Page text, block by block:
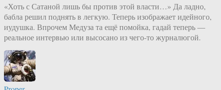
«Хоть с Сатаной лишь бы против этой власти…» Да ладно,
бабла решил поднять в легкую. Теперь изображает идейного,
иудушка. Впрочем Медуза та ещё помойка, гадай теперь —
реальное интервью или высосано из чего-то журналюгой.